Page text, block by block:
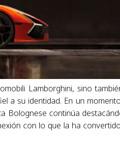
Lamborghini, sino
a su identidad. En un
Bolognese continúa
con lo que la ha